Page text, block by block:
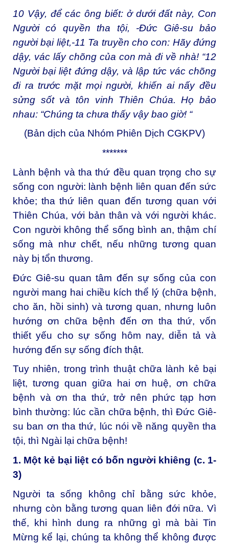
10 Vậy, để các ông biết: ở dưới đất này, Con
Người có quyền tha tội, -Đức Giê-su bảo
người bại liệt,-11 Ta truyền cho con: Hãy đứng
dậy, vác lấy chõng của con mà đi về nhà! “12
Người bại liệt đứng dậy, và lập tức vác chõng
đi ra trước mặt mọi người, khiến ai nấy đều
sửng sốt và tôn vinh Thiên Chúa. Họ bảo
nhau: “Chúng ta chưa thấy vậy bao giờ! “
(Bản dịch của Nhóm Phiên Dịch CGKPV)
*******
Lành bệnh và tha thứ đều quan trọng cho sự
sống con người: lành bệnh liên quan đến sức
khỏe; tha thứ liên quan đến tương quan với
Thiên Chúa, với bản thân và với người khác.
Con người không thể sống bình an, thậm chí
sống mà như chết, nếu những tương quan
này bị tổn thương.
Đức Giê-su quan tâm đến sự sống của con
người mang hai chiều kích thể lý (chữa bệnh,
cho ăn, hồi sinh) và tương quan, nhưng luôn
hướng ơn chữa bệnh đến ơn tha thứ, vốn
thiết yếu cho sự sống hôm nay, diễn tả và
hướng đến sự sống đích thật.
Tuy nhiên, trong trình thuật chữa lành kẻ bại
liệt, tương quan giữa hai ơn huệ, ơn chữa
bệnh và ơn tha thứ, trở nên phức tạp hơn
bình thường: lúc cần chữa bệnh, thì Đức Giê-
su ban ơn tha thứ, lúc nói về năng quyền tha
tội, thì Ngài lại chữa bệnh!
1. Một kẻ bại liệt có bốn người khiêng (c. 1-
3)
Người ta sống không chỉ bằng sức khỏe,
nhưng còn bằng tương quan liên đới nữa. Vì
thế, khi hình dung ra những gì mà bài Tin
Mừng kể lại, chúng ta không thể không được